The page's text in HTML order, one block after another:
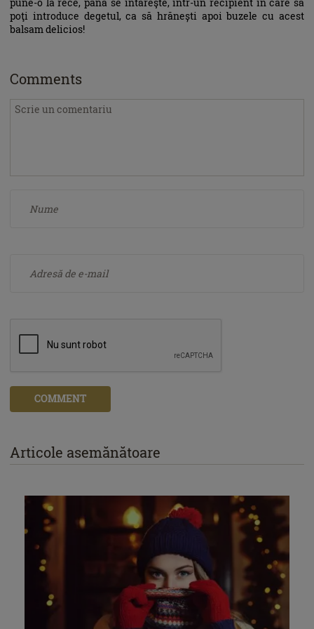
poţi introduce degetul, ca să hrănești apoi buzele cu acest
balsam delicios!
Comments
COMMENT
Articole asemănătoare